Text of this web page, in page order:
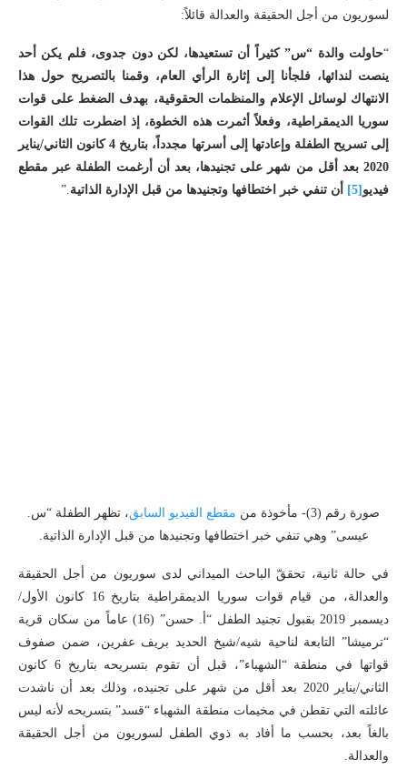
لسوريون من أجل الحقيقة والعدالة قائلاً:
“حاولت والدة “س” كثيراً أن تستعيدها، لكن دون جدوى، فلم يكن أحد
ينصت لندائها، فلجأنا إلى إثارة الرأي العام، وقمنا بالتصريح حول هذا
الانتهاك لوسائل الإعلام والمنظمات الحقوقية، بهدف الضغط على قوات
سوريا الديمقراطية، وفعلاً أثمرت هذه الخطوة، إذ اضطرت تلك القوات
إلى تسريح الطفلة وإعادتها إلى أسرتها مجدداً، بتاريخ 4 كانون الثاني/يناير
2020 بعد أقل من شهر على تجنيدها، بعد أن أرغمت
الطفلة عبر مقطع
فيديو [5] أن تنفي خبر اختطافها وتجنيدها من قبل الإدارة الذاتية .”
صورة رقم (3)- مأخوذة من مقطع الفيديو السابق، تظهر الطفلة “س.
عيسى” وهي تنفي خبر اختطافها وتجنيدها من قبل الإدارة الذاتية.
في حالة ثانية، تحققّ الباحث الميداني لدى سوريون من أجل الحقيقة
والعدالة، من قيام قوات سوريا الديمقراطية بتاريخ 16 كانون الأول/
ديسمبر 2019 بقبول تجنيد الطفل “أ. حسن” (16) عاماً من سكان قرية
“ترميشا” التابعة لناحية شيه/شيخ الحديد بريف عفرين، ضمن صفوف
قواتها في منطقة “الشهباء”، قبل أن تقوم بتسريحه بتاريخ 6 كانون
الثاني/يناير 2020 بعد أقل من شهر على تجنيده، وذلك بعد أن ناشدت
عائلته التي تقطن في مخيمات منطقة الشهباء “قسد” بتسريحه لأنه ليس
بالغاً بعد، بحسب ما أفاد به ذوي الطفل لسوريون من أجل الحقيقة
والعدالة.